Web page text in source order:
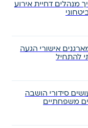
מנהלים דחיית אירוע
אישורי הגעה
להתחיל
סידורי הושבה
משפחתיים